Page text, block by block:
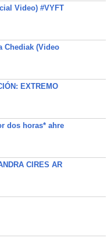
Video) #VYFT
Chediak (Video
EXTREMO
dos horas* ahre
CIRES AR